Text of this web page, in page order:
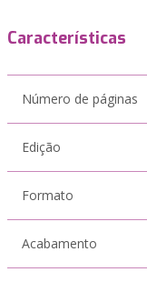
Características
Número de páginas
Edição
Formato
Acabamento